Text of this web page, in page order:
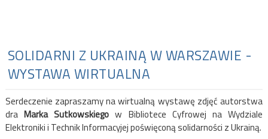
SOLIDARNI Z UKRAINĄ W WARSZAWIE -
WYSTAWA WIRTUALNA
Serdeczenie zapraszamy na wirtualną wystawę zdjęć autorstwa
draMarka Sutkowskiego w Bibliotece Cyfrowej na Wydziale
Elektroniki i Technik Informacyjej poświęconą solidarności z Ukrainą.